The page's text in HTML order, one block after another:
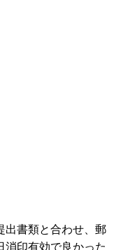
出書類と合わせ、郵
消印有効で良かった